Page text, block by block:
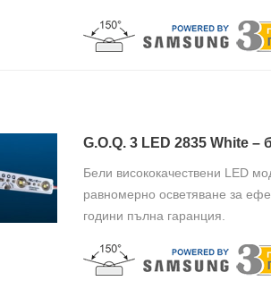
G.O.Q. 3 LED 2835 White
Бели висококачествени LED
равномерно осветяване за
години пълна гаранция.